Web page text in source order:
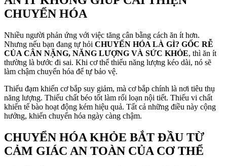
CHUYỂN HÓA
Nhiều người phản ứng với việc tăng cân bằng cách ăn ít hơn.
Nhưng nếu bạn đang tự hỏi CHUYỂN HÓA LÀ GÌ? GỐC RỄ
CỦA CÂN NẶNG, NĂNG LƯỢNG VÀ SỨC KHỎE, thì ăn ít
thường là bước đi sai. Khi cơ thể thiếu năng lượng kéo dài, nó sẽ
làm chậm chuyển hóa để tự bảo vệ.
Thiếu đạm khiến cơ bắp suy giảm, mà cơ bắp chính là nơi tiêu thụ
năng lượng. Thiếu chất béo tốt làm rối loạn nội tiết. Thiếu vi chất
khiến tế bào hoạt động kém hiệu quả. Tất cả những điều này cộng
hưởng, khiến chuyển hóa ngày càng chậm.
CHUYỂN HÓA KHỎE BẮT ĐẦU TỪ
CẢM GIÁC AN TOÀN CỦA CƠ THỂ